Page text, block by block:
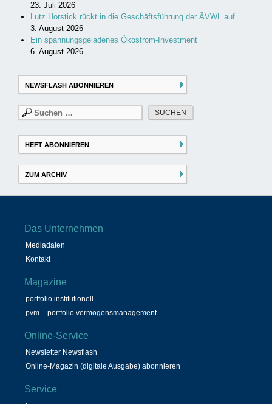
23. Juli 2026
Lutz Horstick rückt in die Geschäftsführung der ÄVWL auf
3. August 2026
Ein spannungsgeladenes Ökostrom-Investment
6. August 2026
NEWSFLASH ABONNIEREN
Suchen
nach:
HEFT ABONNIEREN
ZUM ARCHIV
Das Unternehmen
Mediadaten
Kontakt
Magazine
portfolio institutionell
pvm – portfolio vermögensmanagement
Online-Service
Newsletter Newsflash
Online-Magazin (digitale Ausgabe) abonnieren
Service